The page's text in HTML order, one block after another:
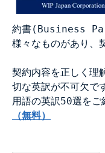
約書(Business
様々なものがあり、
契約内容を正しく理
切な英訳が不可欠で
用語の英訳50選を
（無料）